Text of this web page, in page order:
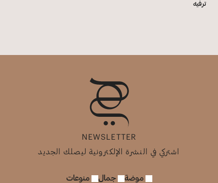
ترفيه
NEWSLETTER
اشتركي في النشرة الإلكترونية ليصلك الجديد
موضة جمال منوعات